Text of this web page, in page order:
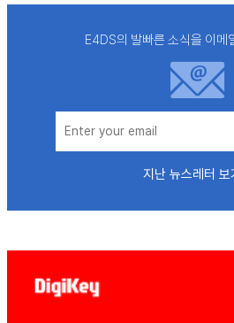
E4DS의 발빠른 소식을 이메
지난 뉴스레터 보